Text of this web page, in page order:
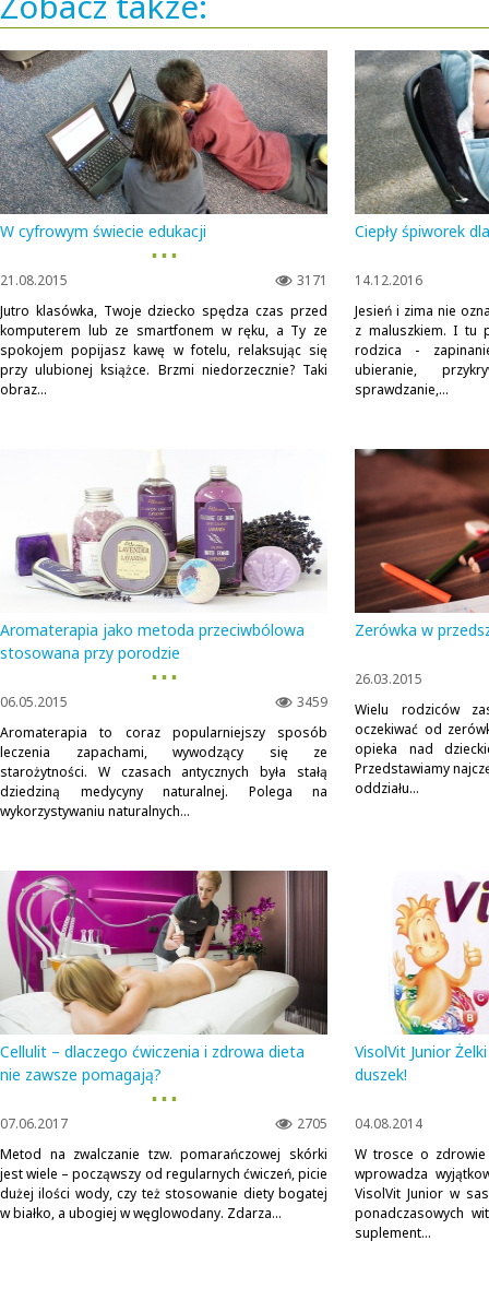
W cyfrowym świecie edukacji
▪ ▪ ▪
3171
21.08.2015
Jutro klasówka, Twoje dziecko spędza czas przed
komputerem lub ze smartfonem w ręku, a Ty ze
spokojem popijasz kawę w fotelu, relaksując się
przy ulubionej książce. Brzmi niedorzecznie? Taki
obraz...
Ciepły śpiworek
14.12.2016
Jesień i zima nie
z maluszkiem. I tu
rodzica -
ubieranie,
sprawdzanie,...
Aromaterapia jako metoda przeciwbólowa
stosowana przy porodzie
▪ ▪ ▪
3459
06.05.2015
Aromaterapia to coraz popularniejszy sposób
leczenia zapachami, wywodzący się ze
starożytności. W czasach antycznych była stałą
dziedziną medycyny naturalnej. Polega na
wykorzystywaniu naturalnych...
Zerówka w
26.03.2015
Wielu rodziców
oczekiwać od
opieka nad
Przedstawiamy
oddziału...
Cellulit – dlaczego ćwiczenia i zdrowa dieta
nie zawsze pomagają?
▪ ▪ ▪
2705
07.06.2017
Metod na zwalczanie tzw. pomarańczowej skórki
jest wiele – począwszy od regularnych ćwiczeń, picie
dużej ilości wody, czy też stosowanie diety bogatej
w białko, a ubogiej w węglowodany. Zdarza...
VisolVit Junior
duszek!
04.08.2014
W trosce o zdrowie
wprowadza
VisolVit Junior w
ponadczasowych
suplement...